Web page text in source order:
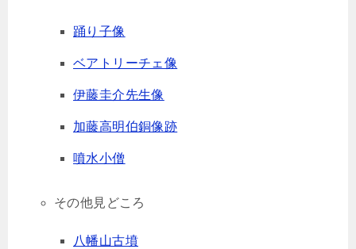
踊り子像
ベアトリーチェ像
伊藤圭介先生像
加藤高明伯銅像跡
噴水小僧
その他見どころ
八幡山古墳